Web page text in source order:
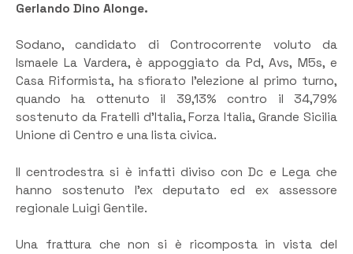
Gerlando Dino Alonge.
Sodano, candidato di Controcorrente voluto da
Ismaele La Vardera, è appoggiato da Pd, Avs, M5s, e
Casa Riformista, ha sfiorato l’elezione al primo turno,
quando ha ottenuto il 39,13% contro il 34,79%
sostenuto da Fratelli d’Italia, Forza Italia, Grande Sicilia
Unione di Centro e una lista civica.
Il centrodestra si è infatti diviso con Dc e Lega che
hanno sostenuto l’ex deputato ed ex assessore
regionale Luigi Gentile.
Una frattura che non si è ricomposta in vista del